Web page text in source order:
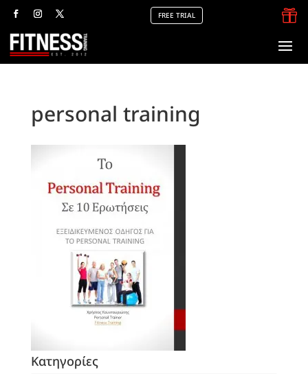
FREE TRIAL 
personal training
Kατηγορίες